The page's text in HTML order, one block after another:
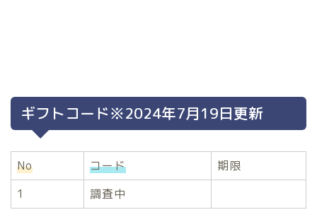
ギフトコード※2024年7月19日更新
No コード
期限
1
調査中